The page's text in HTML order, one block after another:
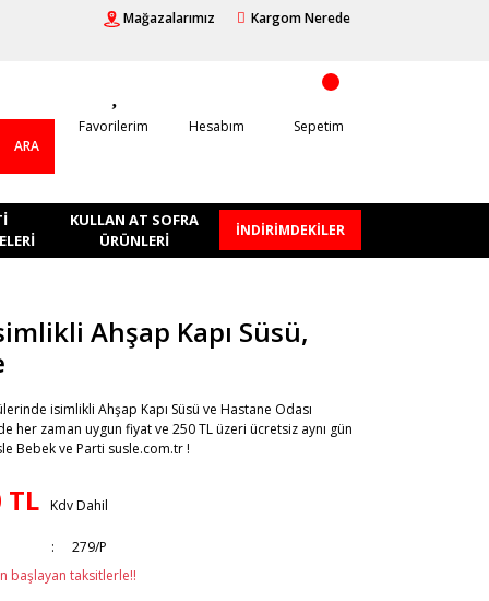
Mağazalarımız Kargom Nerede
ARA
Favorilerim Hesabım Sepetim
KULLAN AT SOFRA
ÜRÜNLERI
İNDİRİMDEKİLER
Ahşap Kapı Süsü,
isimlikli Ahşap Kapı Süsü ve Hastane Odası
her zaman uygun fiyat ve 250 TL üzeri ücretsiz aynı gün
Bebek ve Parti susle.com.tr !
TL Kdv Dahil
279/P
başlayan taksitlerle!!